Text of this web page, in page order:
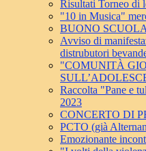
Risultati Torneo di
"10 in Musica"
BUONO
Avviso di
distrubutori
"COMUNITÀ
Raccolta "Pane e
2023
CONCERTO DI
PCTO (già
Emozionante